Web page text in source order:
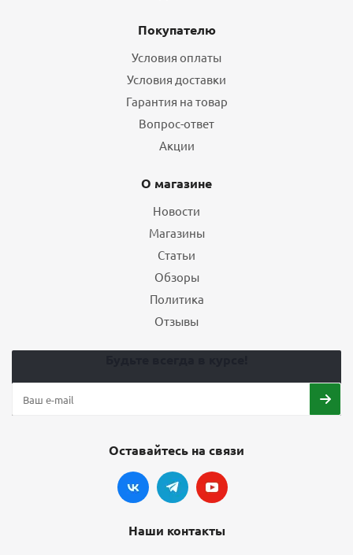
Покупателю
Условия оплаты
Условия доставки
Гарантия на товар
Вопрос-ответ
Акции
О магазине
Новости
Магазины
Статьи
Обзоры
Политика
Отзывы
Оставайтесь на связи
Наши контакты